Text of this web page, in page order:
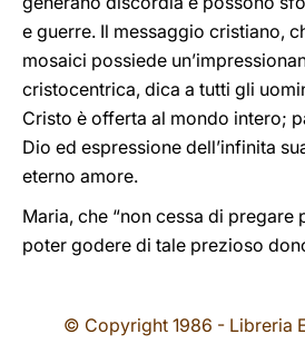
e guerre. Il messaggio cristiano,
mosaici possiede
cristocentrica, dica a tutti gli
Cristo è offerta al mondo intero;
Dio ed espressione dell’infinita
eterno amore.
Maria, che “non cessa di pregare
poter godere di tale prezioso
© Copyright 1986 - Libreria